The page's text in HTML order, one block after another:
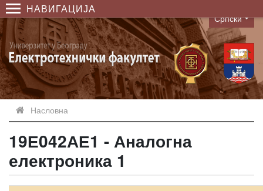
НАВИГАЦИЈА
Language
Српски
Насловна
19Е042АЕ1 - Аналогна
електроника 1